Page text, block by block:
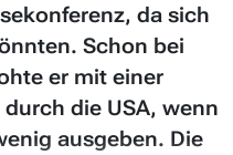
da sich
Schon bei
er mit einer
die USA, wenn
ausgeben. Die